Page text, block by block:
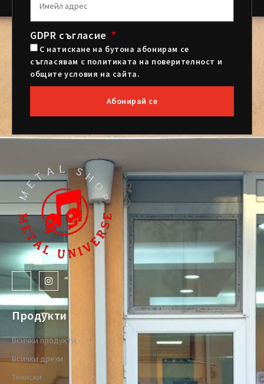
GDPR съгласие
С натискане на бутона абонирам се
съгласявам с политиката на поверителност и
общите условия на сайта.
Абонирай се
Продукти
Всички продукти
Всички дрехи
Тениски